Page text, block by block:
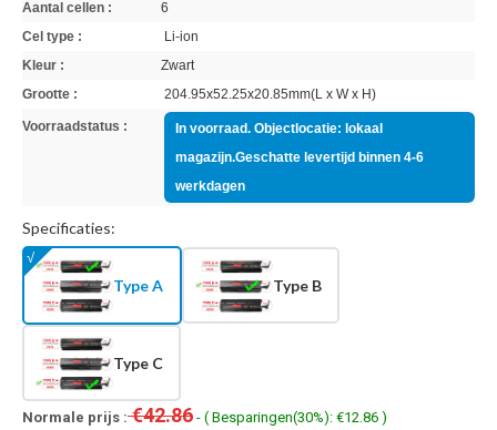
Aantal cellen :
6
Cel type :
Li-ion
Kleur :
Zwart
Grootte :
204.95x52.25x20.85mm(L x W x H)
Voorraadstatus :
In voorraad. Objectlocatie: lokaal
magazijn.Geschatte levertijd binnen 4-6
werkdagen
Specificaties:
Type A Type B
Type C
Normale prijs :€42.86 - ( Besparingen(30%): €12.86 )